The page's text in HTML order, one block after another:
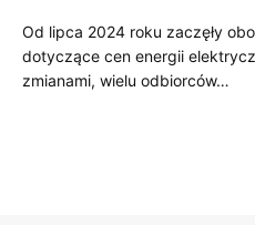
Od lipca 2024 roku zaczęły
dotyczące cen energii
zmianami, wielu odbiorców…